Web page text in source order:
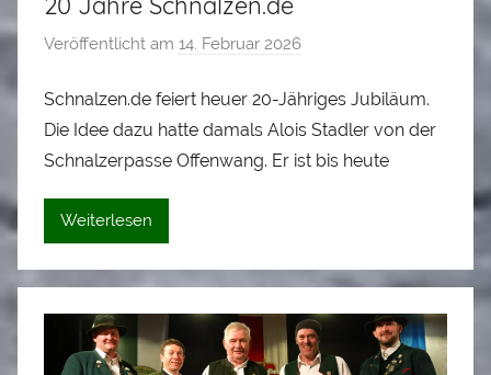
Veröffentlicht am 14. Februar 2026
n
A
l
S
a
d
Schnalzen.de feiert heuer 20-Jähriges Jubiläum.
Die Idee dazu hatte damals Alois Stadler von der
Schnalzerpasse Offenwang. Er ist bis heute
Weiterlesen